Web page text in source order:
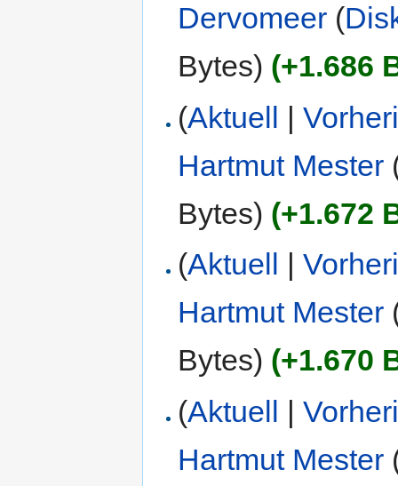
Dervomeer (
Bytes) (+1.686
(Aktuell |
Hartmut Mester
Bytes) (+1.672
(Aktuell |
Hartmut Mester
Bytes) (+1.670
(Aktuell |
Hartmut Mester